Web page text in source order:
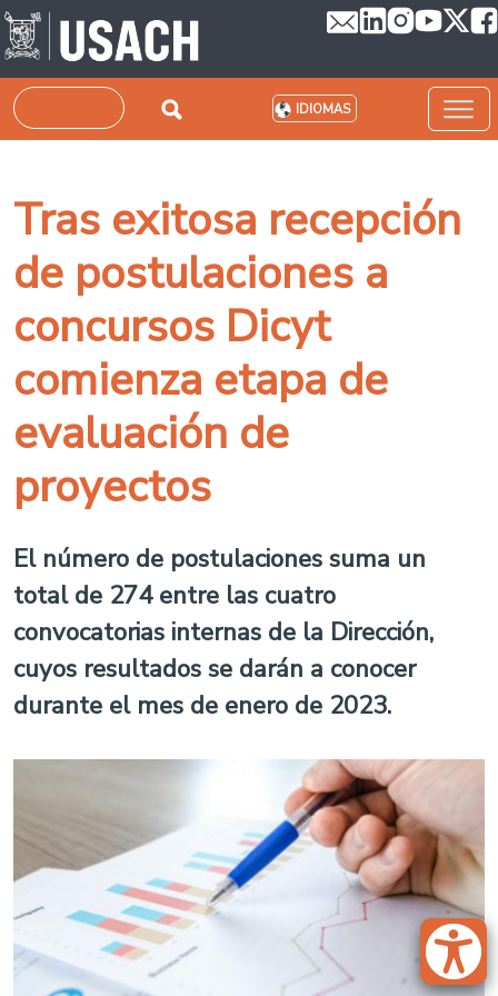
Pasar al contenido principal
Buscar IDIOMAS
Tras exitosa recepción
de postulaciones a
concursos Dicyt
comienza etapa de
evaluación de
proyectos
El número de postulaciones suma un
total de 274 entre las cuatro
convocatorias internas de la Dirección,
cuyos resultados se darán a conocer
durante el mes de enero de 2023.